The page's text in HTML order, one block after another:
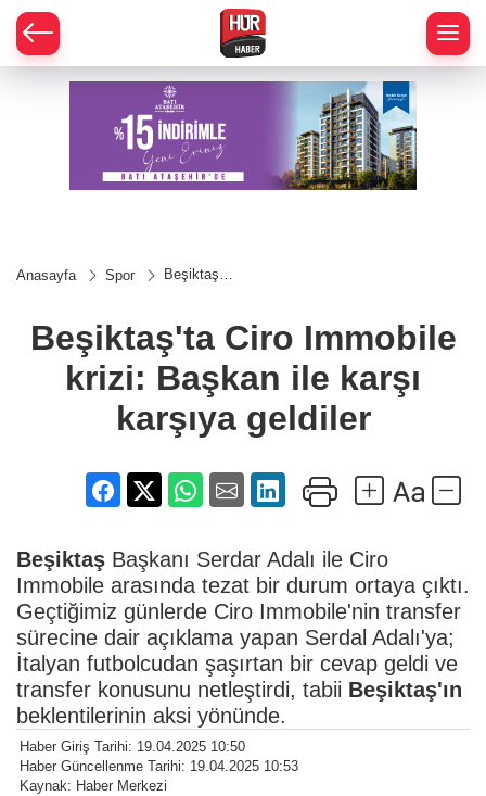
Anasayfa Spor
Beşiktaş'ta
krizi:
Başkan ile
karşı
karşıya
geldiler
Beşiktaş'ta Ciro Immobile
krizi: Başkan ile karşı
karşıya geldiler
Beşiktaş Başkanı Serdar Adalı ile Ciro
Immobile arasında tezat bir durum ortaya çıktı.
Geçtiğimiz günlerde Ciro Immobile'nin transfer
sürecine dair açıklama yapan Serdal Adalı'ya;
İtalyan futbolcudan şaşırtan bir cevap geldi ve
transfer konusunu netleştirdi, tabii Beşiktaş'ın
beklentilerinin aksi yönünde.
Haber Giriş Tarihi: 19.04.2025 10:50
Haber Güncellenme Tarihi: 19.04.2025 10:53
Kaynak: Haber Merkezi